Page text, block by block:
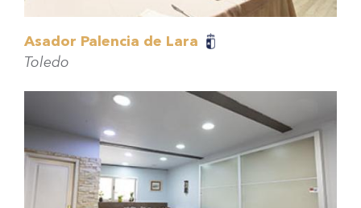
Asador Palencia de Lara
Toledo